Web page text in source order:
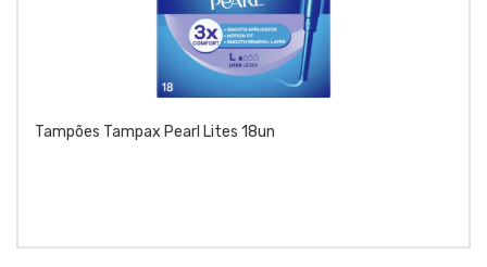
Tampões Tampax Pearl Lites 18un